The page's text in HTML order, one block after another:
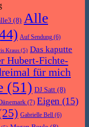
(8) Alle
Auf Sendung (6)
Kraus (5) Das kaputte
Hubert-Fichte-
für mich
(51) DJ Satt (8)
(7) Eigen (15)
Gabrielle Bell (6)